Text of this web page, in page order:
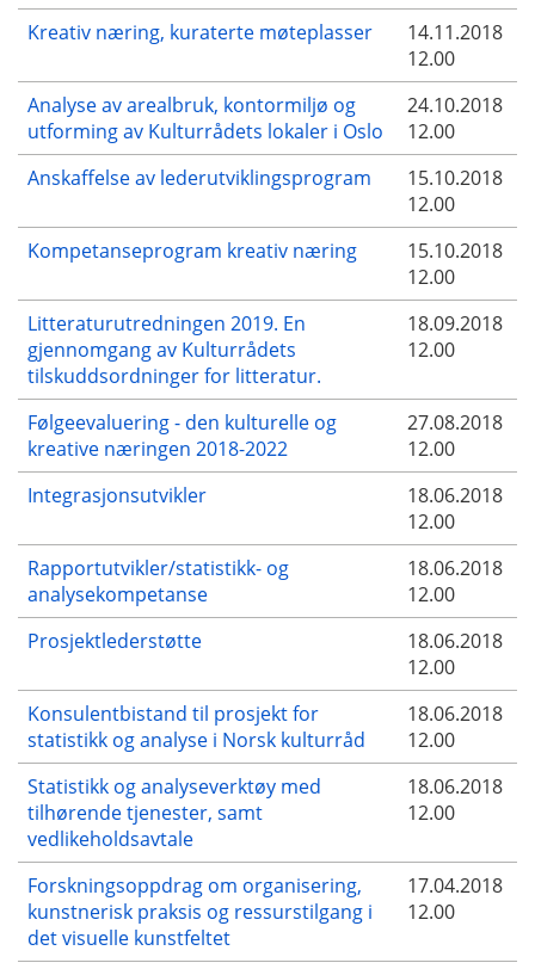
Kreativ næring, kuraterte møteplasser
14.11.2018
12.00
Analyse av arealbruk, kontormiljø og
utforming av Kulturrådets lokaler i Oslo
24.10.2018
12.00
Anskaffelse av lederutviklingsprogram
15.10.2018
12.00
Kompetanseprogram kreativ næring
15.10.2018
12.00
Litteraturutredningen 2019. En
gjennomgang av Kulturrådets
tilskuddsordninger for litteratur.
18.09.2018
12.00
Følgeevaluering - den kulturelle og
kreative næringen 2018-2022
27.08.2018
12.00
Integrasjonsutvikler
18.06.2018
12.00
Rapportutvikler/statistikk- og
analysekompetanse
18.06.2018
12.00
Prosjektlederstøtte
18.06.2018
12.00
Konsulentbistand til prosjekt for
statistikk og analyse i Norsk kulturråd
18.06.2018
12.00
Statistikk og analyseverktøy med
tilhørende tjenester, samt
vedlikeholdsavtale
18.06.2018
12.00
Forskningsoppdrag om organisering,
kunstnerisk praksis og ressurstilgang i
det visuelle kunstfeltet
17.04.2018
12.00